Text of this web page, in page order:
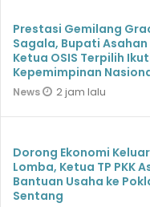
Prestasi Gemilang
Sagala, Bupati
Ketua OSIS Terpilih
Kepemimpinan
News 2 jam lalu
Dorong Ekonomi
Lomba, Ketua TP PKK
Bantuan Usaha ke
Sentang